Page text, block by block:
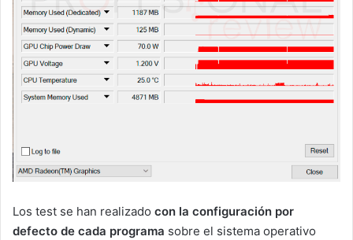
Los test se han realizado con la configuración por
defecto de cada programa sobre el sistema operativo